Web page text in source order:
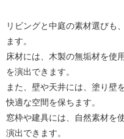
リビングと中庭の素材選びも
ます。
床材には、木製の無垢材を使
を演出できます。
また、壁や天井には、塗り壁
快適な空間を保ちます。
窓枠や建具には、自然素材を
演出できます。